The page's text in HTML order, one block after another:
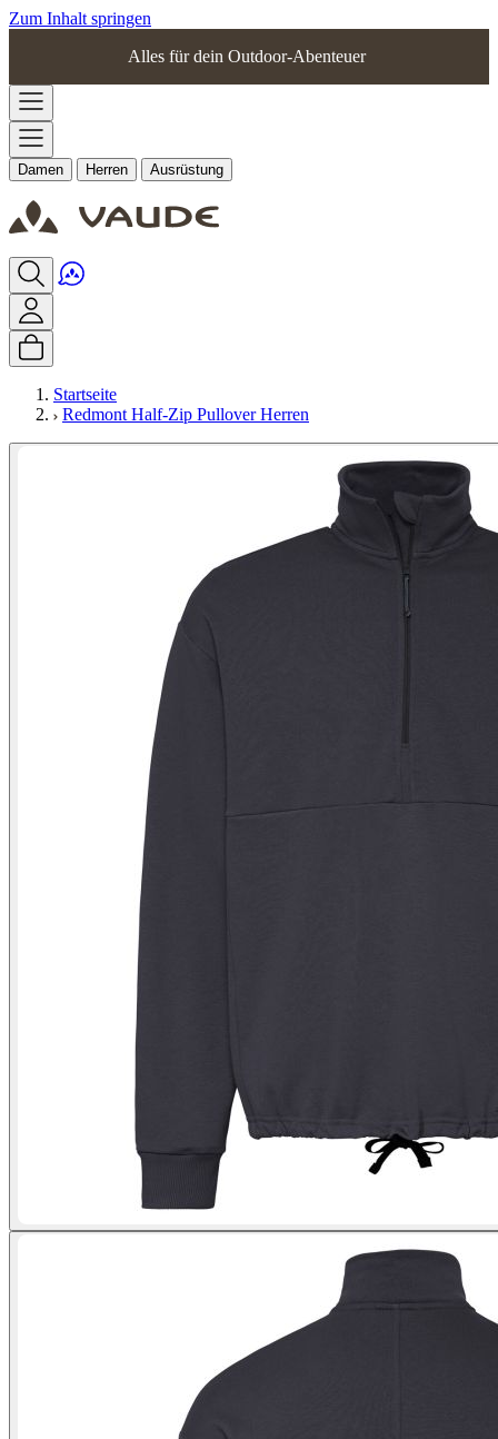
Zum Inhalt springen
Alles für dein Outdoor-Abenteuer
Damen Herren Ausrüstung
Startseite
Redmont Half-Zip Pullover Herren